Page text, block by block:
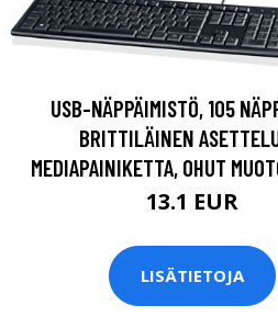
USB-NÄPPÄIMISTÖ, 105
BRITTILÄINEN
MEDIAPAINIKETTA, OHUT
13.1 EUR
LISÄTIETOJA